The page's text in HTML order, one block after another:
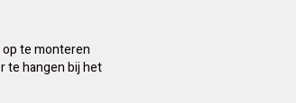
te monteren
te hangen bij het